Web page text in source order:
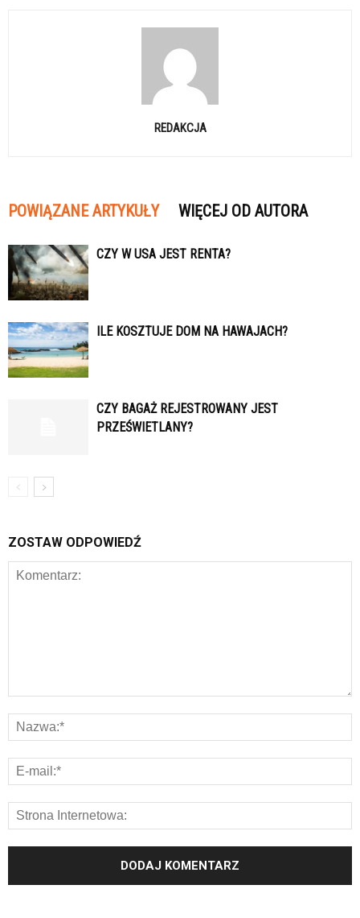
REDAKCJA
POWIĄZANE ARTYKUŁY WIĘCEJ OD AUTORA
CZY W USA JEST RENTA?
ILE KOSZTUJE DOM NA HAWAJACH?
CZY BAGAŻ REJESTROWANY JEST
PRZEŚWIETLANY?
ZOSTAW ODPOWIEDŹ